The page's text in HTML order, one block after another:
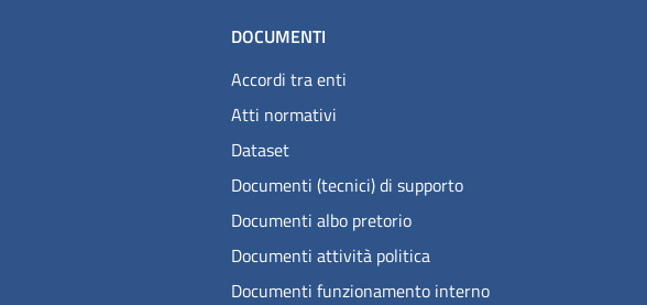
DOCUMENTI
Accordi tra enti
Atti normativi
Dataset
Documenti (tecnici) di supporto
Documenti albo pretorio
Documenti attività politica
Documenti funzionamento interno